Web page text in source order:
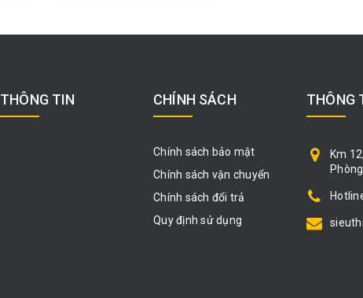
THÔNG TIN CHÍNH SÁCH
Chính sách bảo mật
Chính sách vận chuyển
Chính sách đổi trả
Quy định sử dụng
THÔNG
Km
Phòng